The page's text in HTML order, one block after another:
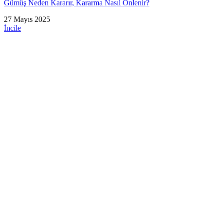
Gümüş Neden Kararır, Kararma Nasıl Önlenir?
27 Mayıs 2025
İncile